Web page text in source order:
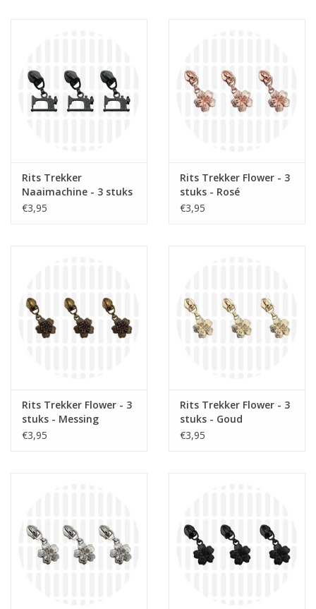
Rits Trekker
Naaimachine - 3 stuks
- Mat Zwart
€3,95
Rits Trekker Flower - 3
stuks - Rosé
€3,95
Rits Trekker Flower - 3
stuks - Messing
€3,95
Rits Trekker Flower - 3
stuks - Goud
€3,95